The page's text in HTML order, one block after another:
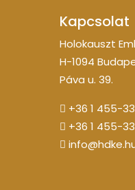
Kapcsolat
Holokauszt
H-1094
Páva u. 39.
+36 1 455-
+36 1 455-